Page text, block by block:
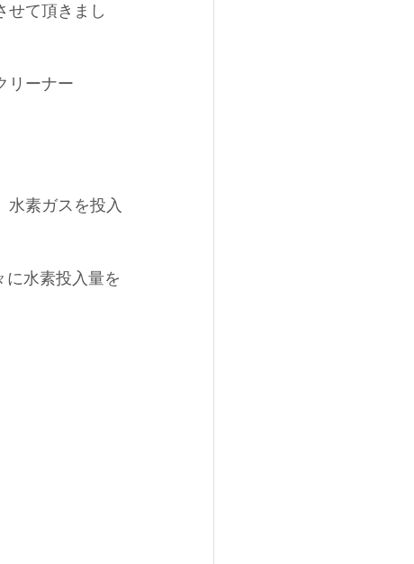
せて頂きまし
リーナー
水素ガスを投入
水素投入量を